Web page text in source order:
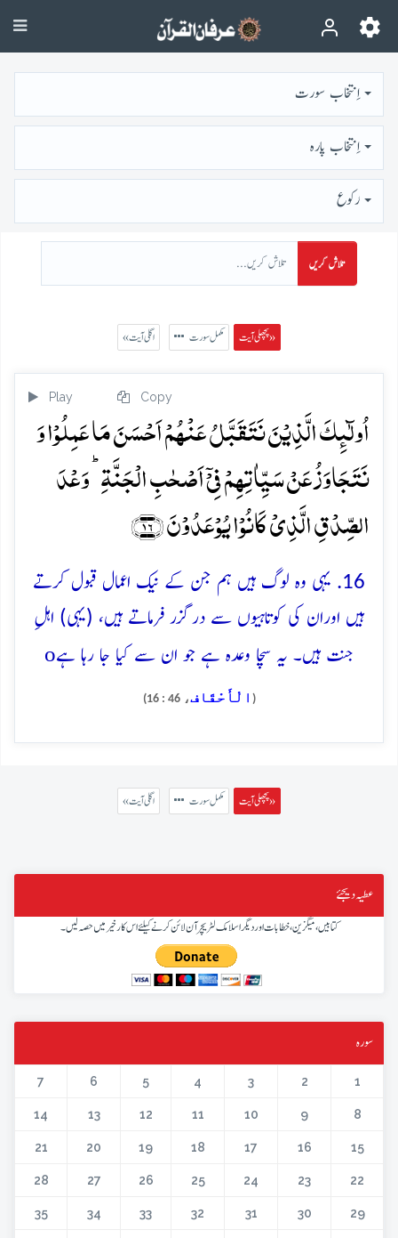
اِنتخاب سورت
اِنتخاب پارہ
رُكوع
تلاش کریں
پچھلی آیت » مکمل سورت « اگلی آیت
Play Copy
اُولٰٓئِکَ الَّذِیۡنَ نَتَقَبَّلُ عَنۡہُمۡ اَحۡسَنَ مَا عَمِلُوۡا وَ
نَتَجَاوَزُ عَنۡ سَیِّاٰتِہِمۡ فِیۡۤ اَصۡحٰبِ الۡجَنَّۃِ ؕ وَعۡدَ
الصِّدۡقِ الَّذِیۡ کَانُوۡا یُوۡعَدُوۡنَ ﴿۱۶﴾
16. یہی وہ لوگ ہیں ہم جن کے نیک اعمال قبول کرتے
ہیں اوران کی کوتاہیوں سے درگزر فرماتے ہیں، (یہی) اہلِ
جنت ہیں۔ یہ سچا وعدہ ہے جو ان سے کیا جا رہا ہےo
( الْأَحْقَاف، 46 : 16)
پچھلی آیت » مکمل سورت « اگلی آیت
عطیہ دیجئے
کتابیں، میگزین، خطابات اور دیگر اسلامک لٹریچر آن لائن کرنے کیلئے اس کار خیر میں حصہ لیں۔
سورہ
1
2
3
4
5
6
7
8
9
10
11
12
13
14
15
16
17
18
19
20
21
22
23
24
25
26
27
28
29
30
31
32
33
34
35